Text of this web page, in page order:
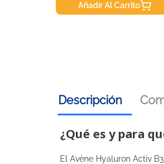
Añadir Al Carrito
Descripción
¿Qué es y para
El Avène Hyaluron Activ